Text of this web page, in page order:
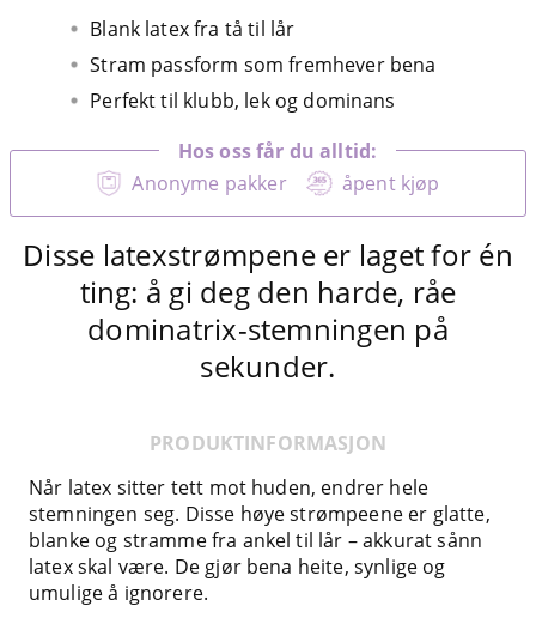
Blank latex fra tå til lår
Stram passform som fremhever bena
Perfekt til klubb, lek og dominans
Anonyme pakker åpent kjøp
Hos oss får du alltid:
Disse latexstrømpene er laget for én
ting: å gi deg den harde, råe
dominatrix-stemningen på
sekunder.
PRODUKTINFORMASJON
Når latex sitter tett mot huden, endrer hele
stemningen seg. Disse høye strømpeene er glatte,
blanke og stramme fra ankel til lår – akkurat sånn
latex skal være. De gjør bena heite, synlige og
umulige å ignorere.